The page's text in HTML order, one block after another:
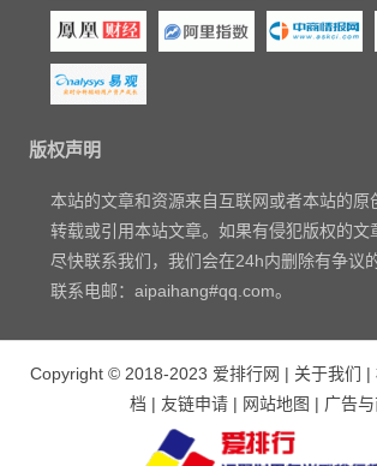
版权声明
本站的文章和资源来自互联网或者本站的原
转载或引用本站文章。如果有侵犯版权的文
尽快联系我们，我们会在24h内删除有争议
联系电邮：aipaihang#qq.com。
Copyright © 2018-2023 爱排行网 | 关于我们 |
档 | 友链申请 | 网站地图 | 广告